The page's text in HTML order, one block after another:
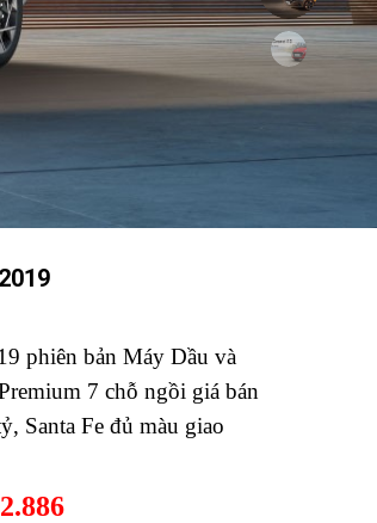
phiên bản Máy Dầu và
7 chỗ ngồi giá bán
Santa Fe đủ màu giao